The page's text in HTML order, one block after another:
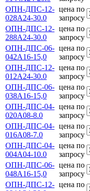
ОПН-ДПС-12-
028А24-30.0
цена по
запросу
ОПН-ДПС-12-
288А24-30.0
цена по
запросу
ОПН-ДПС-06-
042А16-15,0
цена по
запросу
ОПН-ДПС-12-
012А24-30.0
цена по
запросу
ОПН-ДПС-06-
038А16-15,0
цена по
запросу
ОПН-ДПС-04-
020А08-8.0
цена по
запросу
ОПН-ДПС-04-
016А08-7.0
цена по
запросу
ОПН-ДПС-04-
004А04-10.0
цена по
запросу
ОПН-ДПС-06-
048А16-15,0
цена по
запросу
ОПН-ДПС-12- цена по